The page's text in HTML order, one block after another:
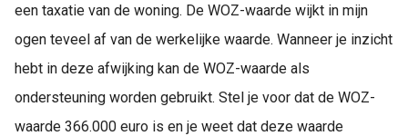
een taxatie van de woning. De WOZ-waarde wijkt in mijn
ogen teveel af van de werkelijke waarde. Wanneer je inzicht
hebt in deze afwijking kan de WOZ-waarde als
ondersteuning worden gebruikt. Stel je voor dat de WOZ-
waarde 366.000 euro is en je weet dat deze waarde